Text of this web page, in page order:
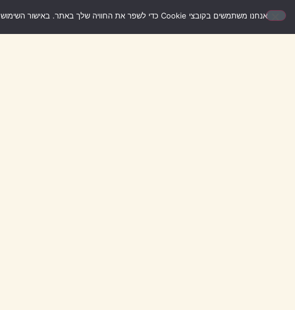
אנחנו משתמשים בקובצי Cookie כדי לשפר את החוויה שלך באתר. באישור השימוש – האתר יעבוד בצורה הטובה ביותר עבורך. אם לא תאשר/י, ייתכן שחלק מהאפשרויות לא יפעלו.